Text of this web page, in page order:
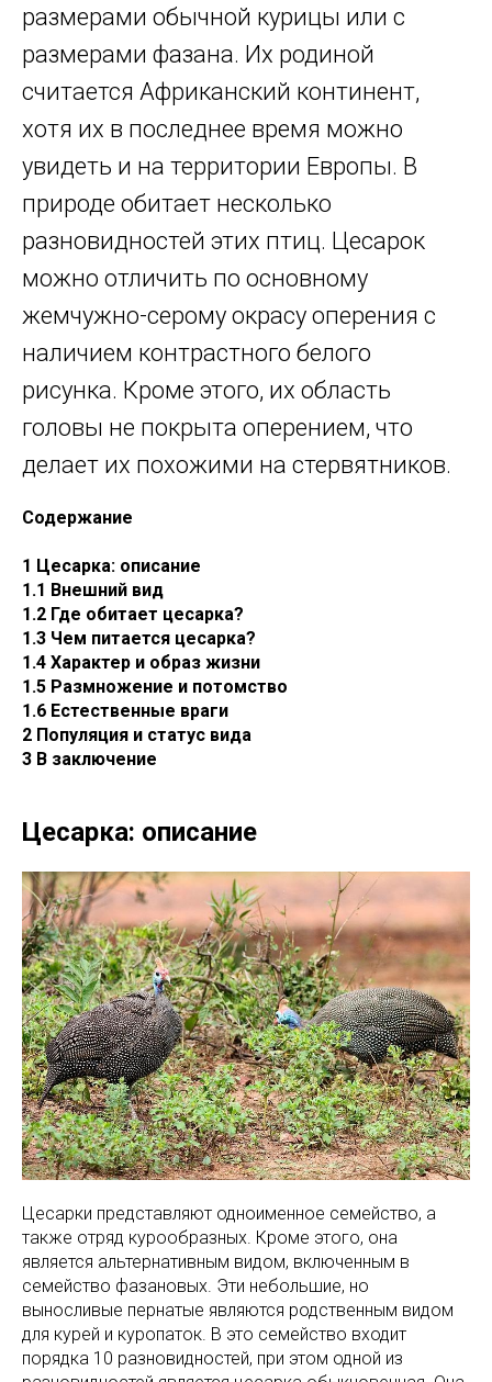
размерами обычной курицы или с
размерами фазана. Их родиной
считается Африканский континент,
хотя их в последнее время можно
увидеть и на территории Европы. В
природе обитает несколько
разновидностей этих птиц. Цесарок
можно отличить по основному
жемчужно-серому окрасу оперения с
наличием контрастного белого
рисунка. Кроме этого, их область
головы не покрыта оперением, что
делает их похожими на стервятников.
Содержание
1 Цесарка: описание
1.1 Внешний вид
1.2 Где обитает цесарка?
1.3 Чем питается цесарка?
1.4 Характер и образ жизни
1.5 Размножение и потомство
1.6 Естественные враги
2 Популяция и статус вида
3 В заключение
Цесарка: описание
Цесарки представляют одноименное семейство, а
также отряд курообразных. Кроме этого, она
является альтернативным видом, включенным в
семейство фазановых. Эти небольшие, но
выносливые пернатые являются родственным видом
для курей и куропаток. В это семейство входит
порядка 10 разновидностей, при этом одной из